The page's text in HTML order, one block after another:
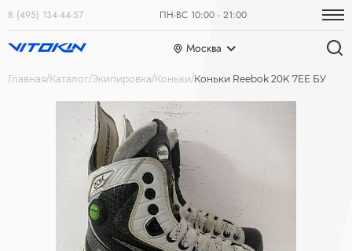
8 (495) 134-44-57 ПН-ВС 10:00 - 21:00
Москва
Главная Каталог Экипировка Коньки Коньки Reebok 20K 7EE БУ